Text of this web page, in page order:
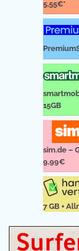
5,55€*
15GB
sim.de –
9,99€
7 GB +